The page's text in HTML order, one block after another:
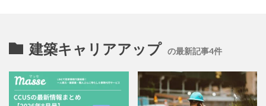
建築キャリアアップ の最新記事4件